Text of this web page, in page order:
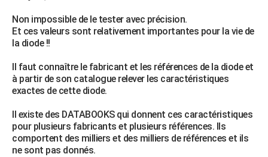
Non impossible de le tester avec précision.
Et ces valeurs sont relativement importantes pour la vie de
la diode !!
Il faut connaître le fabricant et les références de la diode et
à partir de son catalogue relever les caractéristiques
exactes de cette diode.
Il existe des DATABOOKS qui donnent ces caractéristiques
pour plusieurs fabricants et plusieurs références. Ils
comportent des milliers et des milliers de références et ils
ne sont pas donnés.